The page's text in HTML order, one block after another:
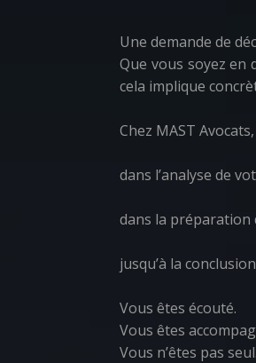
Une demande de
Que vous soyez en
cela implique
Chez MAST
dans l’analyse de
dans la préparation
jusqu’à la
Vous êtes écouté.
Vous êtes
Vous n’êtes pas seul.